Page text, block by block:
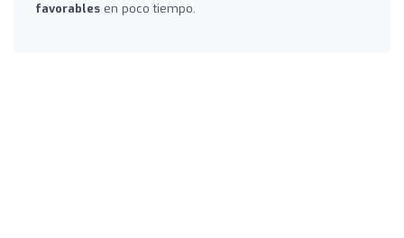
favorables en poco tiempo.